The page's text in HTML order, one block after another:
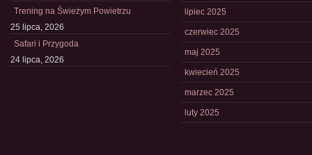
Trening na Świeżym Powietrzu
25 lipca, 2026
Safari i Przygoda
24 lipca, 2026
lipiec 2025
czerwiec 2025
maj 2025
kwiecień 2025
marzec 2025
luty 2025